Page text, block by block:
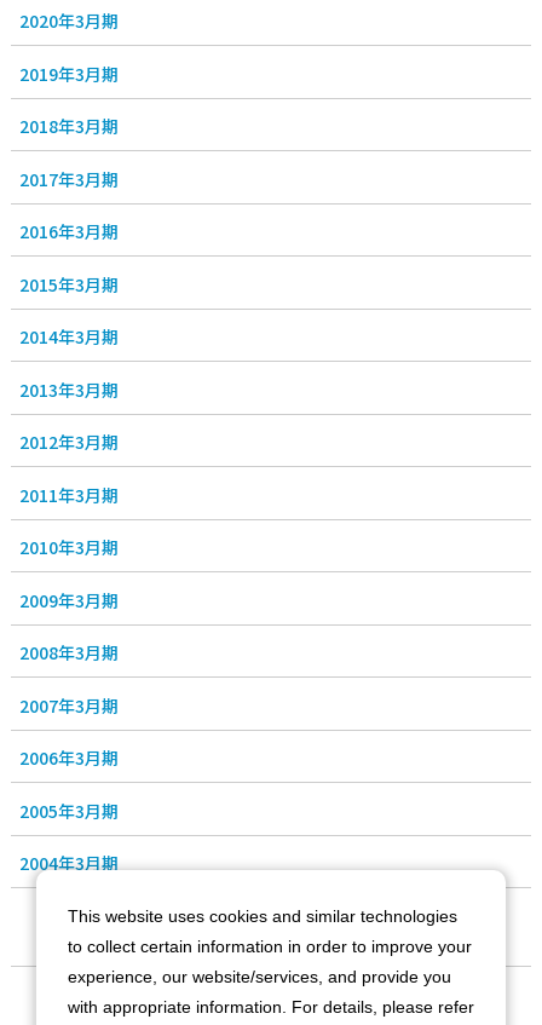
2020年3月期
2019年3月期
2018年3月期
2017年3月期
2016年3月期
2015年3月期
2014年3月期
2013年3月期
2012年3月期
2011年3月期
2010年3月期
2009年3月期
2008年3月期
2007年3月期
2006年3月期
2005年3月期
2004年3月期
会社情報
This website uses cookies and similar technologies
to collect certain information in order to improve your
experience, our website/services, and provide you
with appropriate information. For details, please refer